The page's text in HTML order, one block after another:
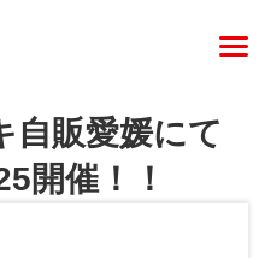
自販愛媛にて
開催！！